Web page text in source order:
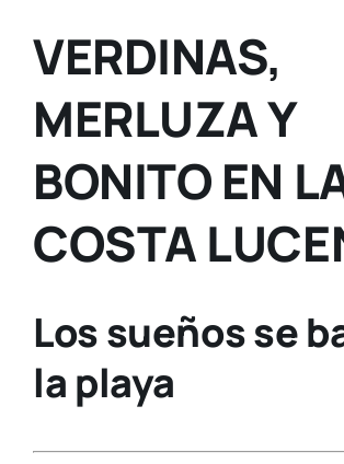
VERDINAS,
MERLUZA Y
BONITO EN
COSTA
Los sueños se
la playa